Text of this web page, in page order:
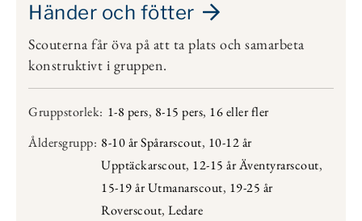
Händer och fötter
Scouterna får öva på att ta plats och samarbeta
konstruktivt i gruppen.
Gruppstorlek: 1-8 pers, 8-15 pers, 16 eller fler
Åldersgrupp: 8-10 år Spårarscout, 10-12 år
Upptäckarscout, 12-15 år Äventyrarscout,
15-19 år Utmanarscout, 19-25 år
Roverscout, Ledare